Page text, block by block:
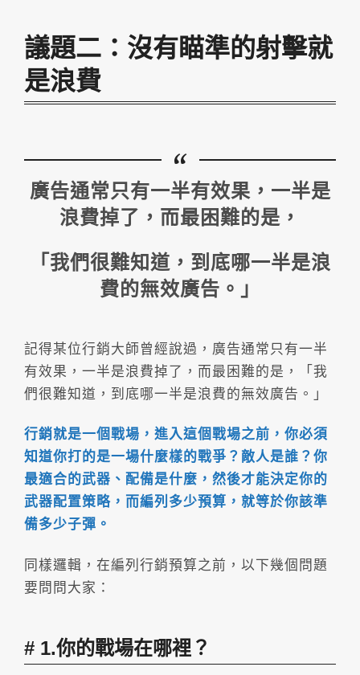
議題二：沒有瞄準的射擊就
是浪費
廣告通常只有一半有效果，一半是
浪費掉了，而最困難的是，
「我們很難知道，到底哪一半是浪
費的無效廣告。」
記得某位行銷大師曾經說過，廣告通常只有一半
有效果，一半是浪費掉了，而最困難的是，「我
們很難知道，到底哪一半是浪費的無效廣告。」
行銷就是一個戰場，進入這個戰場之前，你必須
知道你打的是一場什麼樣的戰爭？敵人是誰？你
最適合的武器、配備是什麼，然後才能決定你的
武器配置策略，而編列多少預算，就等於你該準
備多少子彈。
同樣邏輯，在編列行銷預算之前，以下幾個問題
要問問大家：
1.你的戰場在哪裡？